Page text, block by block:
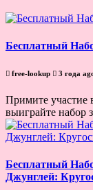
Бесплатный
free-lookup 3 года
Примите участие
выиграйте набор
Бесплатный
Джунглей: